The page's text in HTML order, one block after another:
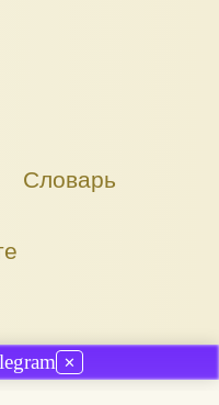
Словарь
✕